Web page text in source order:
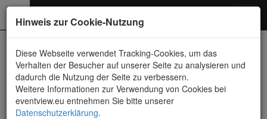
Hinweis zur Cookie-Nutzung
Diese Webseite verwendet Tracking-Cookies, um das
Verhalten der Besucher auf unserer Seite zu analysieren und
dadurch die Nutzung der Seite zu verbessern.
Weitere Informationen zur Verwendung von Cookies bei
eventview.eu entnehmen Sie bitte unserer
Datenschutzerklärung.
Photography
Neueste Fotos
14.08.2021 Strohballen-Feld zwischen Münster und Aschfeld
21.03.2021 Märzenbecher Ölgrund Münster-Aschfeld